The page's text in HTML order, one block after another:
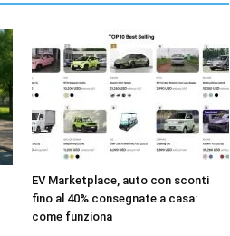
EV Marketplace, auto con sconti
fino al 40% consegnate a casa:
come funziona